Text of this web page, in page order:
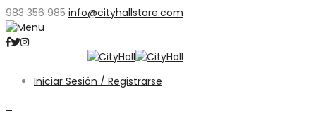
983 356 985 info@cityhallstore.com
Iniciar Sesión / Registrarse